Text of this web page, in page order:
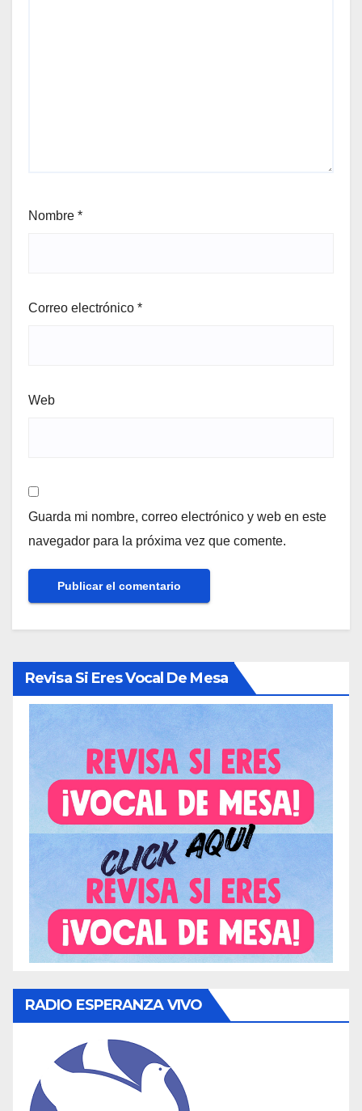
Nombre *
Correo electrónico *
Web
Guarda mi nombre, correo electrónico y web en este
navegador para la próxima vez que comente.
Revisa Si Eres Vocal De Mesa
RADIO ESPERANZA VIVO